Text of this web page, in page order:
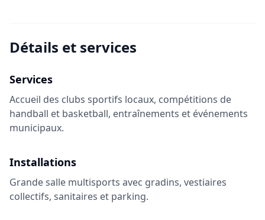
Détails et services
Services
Accueil des clubs sportifs locaux, compétitions de
handball et basketball, entraînements et événements
municipaux.
Installations
Grande salle multisports avec gradins, vestiaires
collectifs, sanitaires et parking.